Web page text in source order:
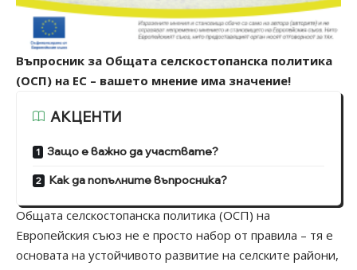
Въпросник за Общата селскостопанска политика
(ОСП) на ЕС – вашето мнение има значение!
АКЦЕНТИ
Защо е важно да участвате?
Как да попълните въпросника?
Общата селскостопанска политика (ОСП) на
Европейския съюз не е просто набор от правила – тя е
основата на устойчивото развитие на селските райони,